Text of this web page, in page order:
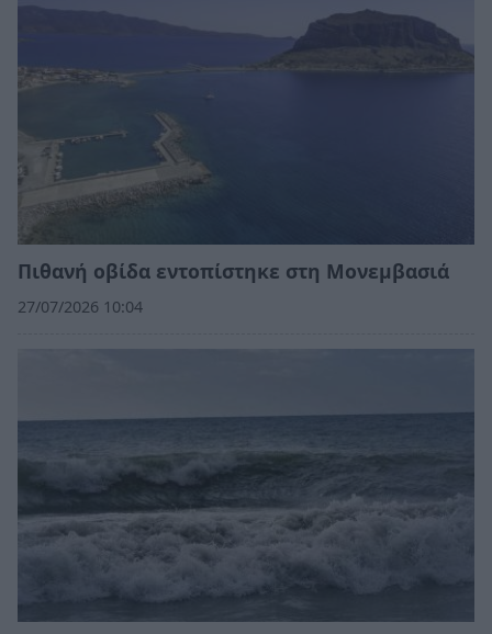
Πιθανή οβίδα εντοπίστηκε στη Μονεμβασιά
27/07/2026 10:04